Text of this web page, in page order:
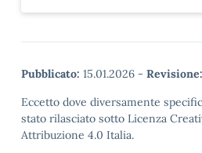
Pubblicato: 15.01.2026 - Revisione:
Eccetto dove diversamente
stato rilasciato sotto Licenza
Attribuzione 4.0 Italia.